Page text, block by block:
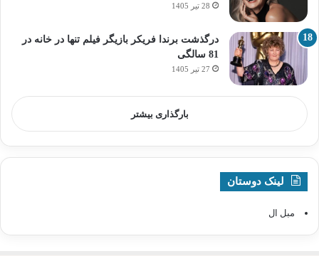
28 تیر 1405
درگذشت برندا فریکر بازیگر فیلم تنها در خانه در
81 سالگی
27 تیر 1405
بارگذاری بیشتر
لینک دوستان
مبل ال